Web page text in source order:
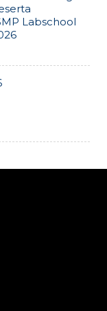
Labschool